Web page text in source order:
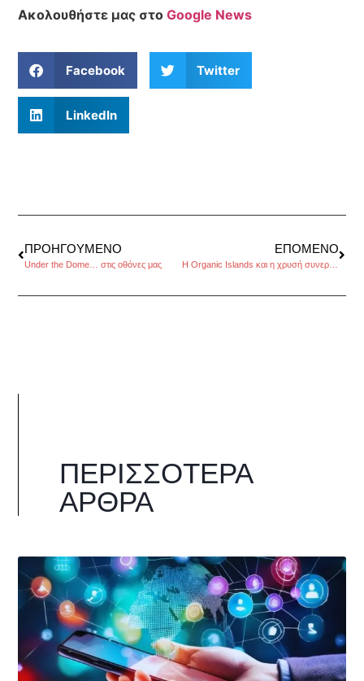
Ακολουθήστε μας στοGoogle News
Facebook Twitter
LinkedIn
ΠΡΟΗΓΟΎΜΕΝΟ
Under the Dome… στις οθόνες μας
ΕΠΌΜΕΝΟ
H Organic Islands και η χρυσή συνεργασία, της Εμμανουέλας Κόκκαλη
ΠΕΡΙΣΣΌΤΕΡΑ
ΆΡΘΡΑ